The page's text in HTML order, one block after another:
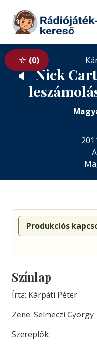
Tovább a tartalomhoz
0
🔈 Nick
Produkciós
Színlap
Írta: Kárpáti Péter
Zene: Selmeczi György
Szereplők: